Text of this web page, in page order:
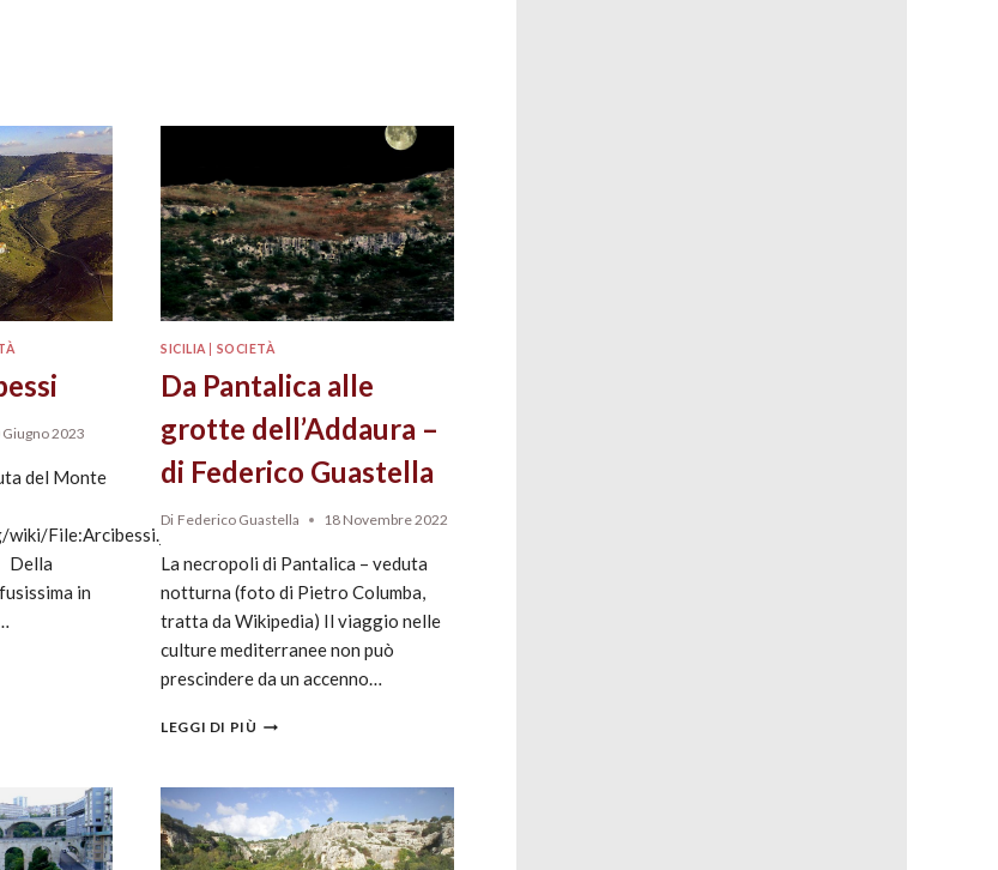
Giugno 2023
del Monte
File:Arcibessi.jpg
Della
in
SICILIA SOCIETÀ
Da Pantalica alle
grotte dell’Addaura –
di Federico Guastella
Di Federico Guastella 18 Novembre 2022
La necropoli di Pantalica – veduta
notturna (foto di Pietro Columba,
tratta da Wikipedia) Il viaggio nelle
culture mediterranee non può
prescindere da un accenno…
LEGGI DI PIÙ